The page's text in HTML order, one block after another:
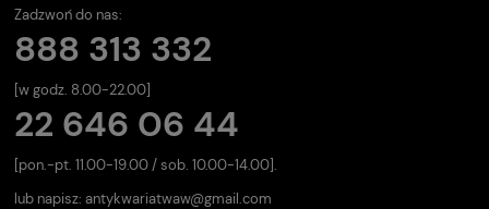
Zadzwoń do nas:
888 313 332
[w godz. 8.00-22.00]
22 646 06 44
[pon.-pt. 11.00-19.00 / sob. 10.00-14.00].
lub napisz: antykwariatwaw@gmail.com